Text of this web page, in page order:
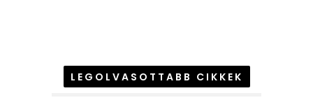
LEGOLVASOTTABB CIKKEK